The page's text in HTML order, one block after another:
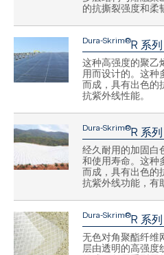
的抗撕裂强度和柔
Dura-Skrim®R 系
这种高强度的聚乙
用而设计的。这种
而成，具有出色的
抗紫外线性能。
Dura-Skrim®R 系
经久耐用的加固白
和使用寿命。这种
而成，具有出色的
抗紫外线功能，有
Dura-Skrim®R 系
无色对角聚酯纤维
层由透明的高强度